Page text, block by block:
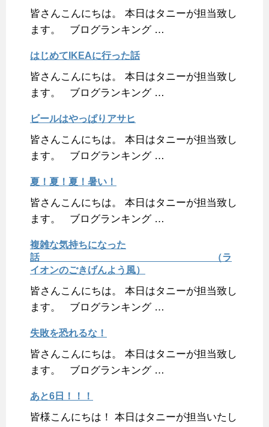
皆さんこんにちは。 本日はタニーが担当致し
ます。 ブログランキング …
はじめてIKEAに行った話
皆さんこんにちは。 本日はタニーが担当致し
ます。 ブログランキング …
ビールはやっぱりアサヒ
皆さんこんにちは。 本日はタニーが担当致し
ます。 ブログランキング …
夏！夏！夏！暑い！
皆さんこんにちは。 本日はタニーが担当致し
ます。 ブログランキング …
複雑な気持ちになった
話 （ラ
イオンのごきげんよう風）
皆さんこんにちは。 本日はタニーが担当致し
ます。 ブログランキング …
失敗を恐れるな！
皆さんこんにちは。 本日はタニーが担当致し
ます。 ブログランキング …
あと6日！！！
皆様こんにちは！ 本日はタニーが担当いたし